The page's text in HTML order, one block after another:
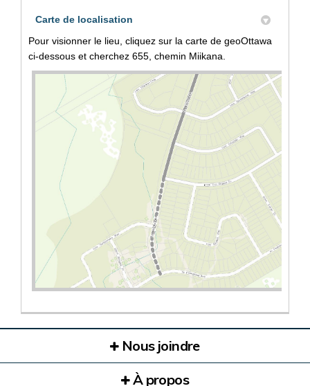
Carte de localisation
Pour visionner le lieu, cliquez sur la carte de geoOttawa
ci-dessous et cherchez 655, chemin Miikana.
(Liens externes)
Nous joindre
À propos